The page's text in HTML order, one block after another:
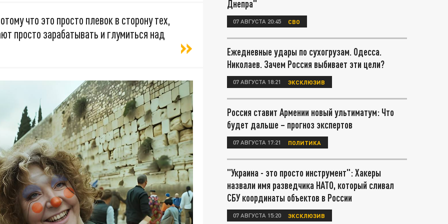
что это просто плевок в сторону тех,
просто зарабатывать и глумиться над
Днепра"
07 АВГУСТА 20:45 СВО
Ежедневные удары по сухогрузам. Одесса.
Николаев. Зачем Россия выбивает эти цели?
07 АВГУСТА 18:21 ЭКСКЛЮЗИВ
Россия ставит Армении новый ультиматум: Что
будет дальше – прогноз экспертов
07 АВГУСТА 17:21 ПОЛИТИКА
"Украина - это просто инструмент": Хакеры
назвали имя разведчика НАТО, который сливал
СБУ координаты объектов в России
07 АВГУСТА 15:20 ЭКСКЛЮЗИВ